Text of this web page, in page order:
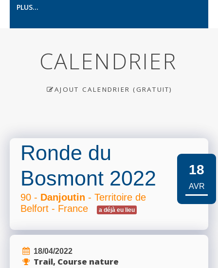
PLUS...
CALENDRIER
AJOUT CALENDRIER (GRATUIT)
Ronde du
Bosmont 2022
90 - Danjoutin - Territoire de
Belfort - France
a déjà eu lieu
18
AVR
18/04/2022
Trail, Course nature